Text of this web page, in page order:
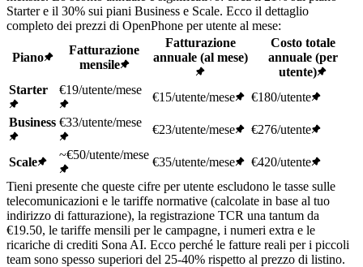
Starter e il 30% sui piani Business e Scale. Ecco il dettaglio
completo dei prezzi di OpenPhone per utente al mese:
Piano
Fatturazione
mensile
Fatturazione
annuale (al mese)
Costo totale
annuale (per
utente)
Starter
€19/utente/mese
€15/utente/mese
€180/utente
Business €33/utente/mese
€23/utente/mese €276/utente
Scale
~€50/utente/mese
€35/utente/mese
€420/utente
Tieni presente che queste cifre per utente escludono le tasse sulle
telecomunicazioni e le tariffe normative (calcolate in base al tuo
indirizzo di fatturazione), la registrazione TCR una tantum da
€19.50, le tariffe mensili per le campagne, i numeri extra e le
ricariche di crediti Sona AI. Ecco perché le fatture reali per i piccoli
team sono spesso superiori del 25-40% rispetto al prezzo di listino.